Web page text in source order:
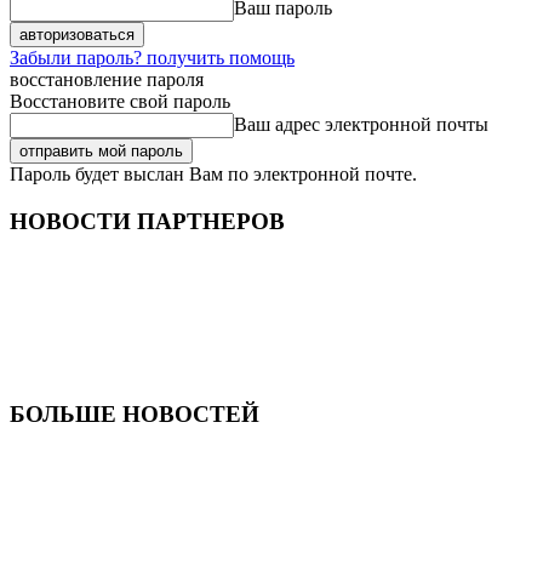
Ваш пароль
Забыли пароль? получить помощь
восстановление пароля
Восстановите свой пароль
Ваш адрес электронной почты
Пароль будет выслан Вам по электронной почте.
НОВОСТИ ПАРТНЕРОВ
БОЛЬШЕ НОВОСТЕЙ